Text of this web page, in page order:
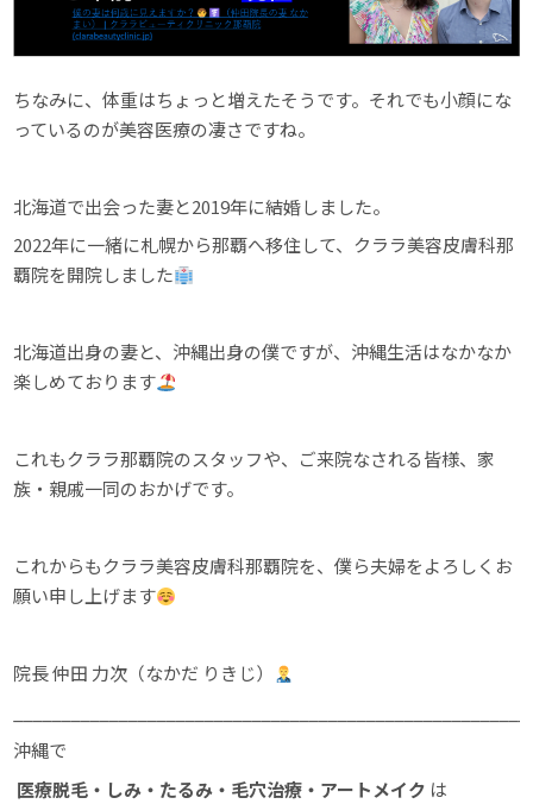
ちなみに、体重はちょっと増えたそうです。それでも小顔にな
っているのが美容医療の凄さですね。
北海道で出会った妻と2019年に結婚しました。
2022年に一緒に札幌から那覇へ移住して、クララ美容皮膚科那
覇院を開院しました
北海道出身の妻と、沖縄出身の僕ですが、沖縄生活はなかなか
楽しめております
これもクララ那覇院のスタッフや、ご来院なされる皆様、家
族・親戚一同のおかげです。
これからもクララ美容皮膚科那覇院を、僕ら夫婦をよろしくお
願い申し上げます
院長 仲田 力次（なかだ りきじ）
沖縄で
医療脱毛・しみ・たるみ・毛穴治療・アートメイク は